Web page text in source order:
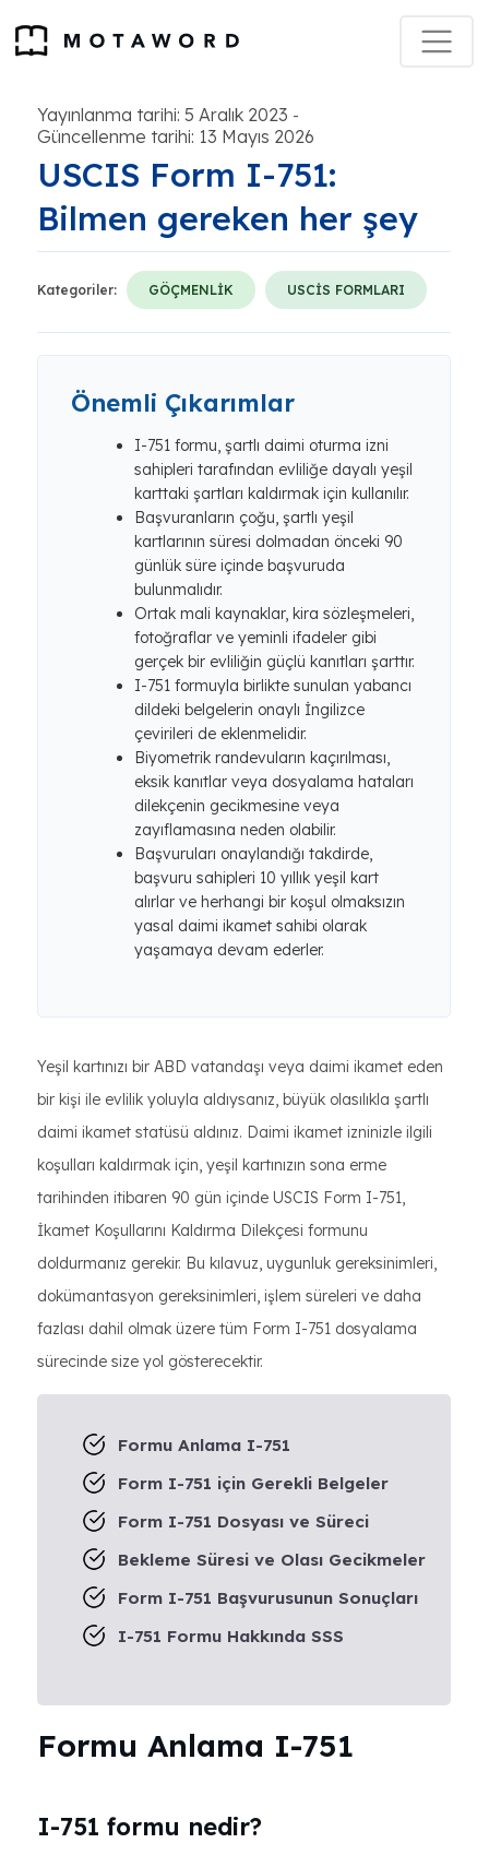
Yayınlanma tarihi: 5 Aralık 2023 -
Güncellenme tarihi: 13 Mayıs 2026
USCIS Form I-751:
Bilmen gereken her şey
Kategoriler: GÖÇMENLİK USCİS FORMLARI
Önemli Çıkarımlar
I-751 formu, şartlı daimi oturma izni
sahipleri tarafından evliliğe dayalı yeşil
karttaki şartları kaldırmak için kullanılır.
Başvuranların çoğu, şartlı yeşil
kartlarının süresi dolmadan önceki 90
günlük süre içinde başvuruda
bulunmalıdır.
Ortak mali kaynaklar, kira sözleşmeleri,
fotoğraflar ve yeminli ifadeler gibi
gerçek bir evliliğin güçlü kanıtları şarttır.
I-751 formuyla birlikte sunulan yabancı
dildeki belgelerin onaylı İngilizce
çevirileri de eklenmelidir.
Biyometrik randevuların kaçırılması,
eksik kanıtlar veya dosyalama hataları
dilekçenin gecikmesine veya
zayıflamasına neden olabilir.
Başvuruları onaylandığı takdirde,
başvuru sahipleri 10 yıllık yeşil kart
alırlar ve herhangi bir koşul olmaksızın
yasal daimi ikamet sahibi olarak
yaşamaya devam ederler.
Yeşil kartınızı bir ABD vatandaşı veya daimi ikamet eden
bir kişi ile evlilik yoluyla aldıysanız, büyük olasılıkla şartlı
daimi ikamet statüsü aldınız. Daimi ikamet izninizle ilgili
koşulları kaldırmak için, yeşil kartınızın sona erme
tarihinden itibaren 90 gün içinde USCIS Form I-751,
İkamet Koşullarını Kaldırma Dilekçesi formunu
doldurmanız gerekir. Bu kılavuz, uygunluk gereksinimleri,
dokümantasyon gereksinimleri, işlem süreleri ve daha
fazlası dahil olmak üzere tüm Form I-751 dosyalama
sürecinde size yol gösterecektir.
Formu Anlama I-751
Form I-751 için Gerekli Belgeler
Form I-751 Dosyası ve Süreci
Bekleme Süresi ve Olası Gecikmeler
Form I-751 Başvurusunun Sonuçları
I-751 Formu Hakkında SSS
Formu Anlama I-751
I-751 formu nedir?